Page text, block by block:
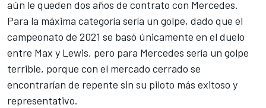
aún le queden dos años de contrato con Mercedes.
Para la máxima categoría sería un golpe, dado que el
campeonato de 2021 se basó únicamente en el duelo
entre Max y Lewis, pero para Mercedes sería un golpe
terrible, porque con el mercado cerrado se
encontrarían de repente sin su piloto más exitoso y
representativo.